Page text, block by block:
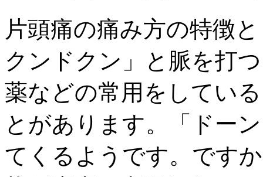
片頭痛の痛み方の特徴
クンドクン」と脈を打
薬などの常用をしてい
とがあります。「ドー
てくるようです。です